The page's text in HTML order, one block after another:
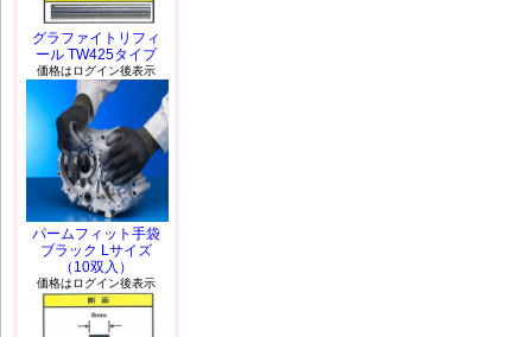
グラファイトリフィ
ール TW425タイプ
価格はログイン後表示
パームフィット手袋
ブラック Lサイズ
（10双入）
価格はログイン後表示